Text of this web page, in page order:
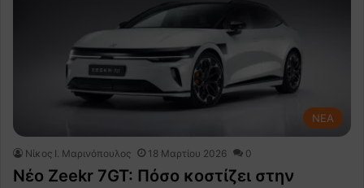
NEA
Nίκος Ι. Mαρινόπουλος 18 Μαρτίου 2026 0
Νέο Zeekr 7GT: Πόσο κοστίζει στην